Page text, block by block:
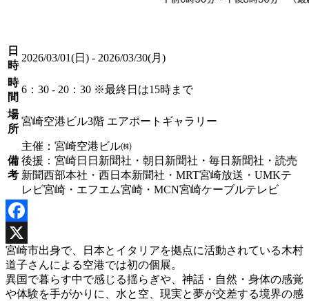
日
時
2026/03/01(日) - 2026/03/30(月)
時
間
6：30 - 20：30 ※最終日は15時まで
場
所
宮崎空港ビル3階 エアポートギャラリー
備
考
主催：宮崎空港ビル㈱
後援：宮崎日日新聞社・朝日新聞社・毎日新聞社・読売
新聞西部本社・西日本新聞社・MRT宮崎放送・UMKテ
レビ宮崎・エフエム宮崎・MCN宮崎ケーブルテレビ
Facebook
X
宮崎市出身で、日本とイタリアを拠点に活動されている木村
道子さんによる空港では初の個展。
異国で暮らす中で感じる揺らぎや、神話・自然・身体の感覚
や体験を手がかりに、水と空、現実と夢が交差する境界の感